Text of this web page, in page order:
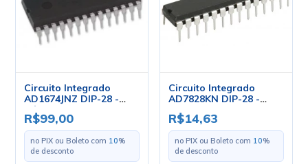
Circuito Integrado
AD1674JNZ DIP-28 -
Cód. Loja 2835 - Analog
Devices
R$99,00
no PIX ou Boleto com 10%
de desconto
Circuito Integrado
AD7828KN DIP-28 -
Analog Devices
R$14,63
no PIX ou Boleto com 10%
de desconto